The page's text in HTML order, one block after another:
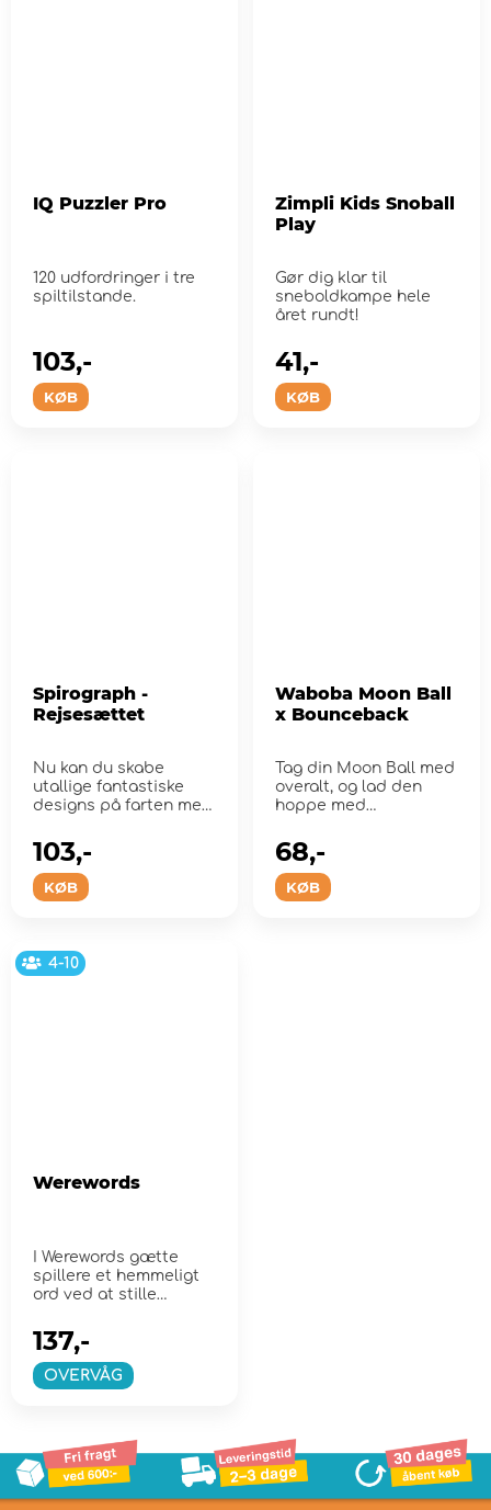
IQ Puzzler Pro
120 udfordringer i tre
spiltilstande.
KØB
103,-
Zimpli Kids Snoball
Play
Gør dig klar til
sneboldkampe hele
året rundt!
KØB
41,-
Spirograph -
Rejsesættet
Nu kan du skabe
utallige fantastiske
designs på farten med
Spirograph...
KØB
103,-
Waboba Moon Ball
x Bounceback
Tag din Moon Ball med
overalt, og lad den
hoppe med
KØB
68,-
4-10
Werewords
I Werewords gætte
spillere et hemmeligt
ord ved at stille
OVERVÅG
137,-